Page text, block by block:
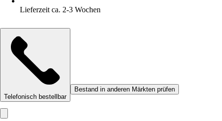
Lieferzeit ca. 2-3 Wochen
Telefonisch bestellbar
Bestand in anderen Märkten prüfen